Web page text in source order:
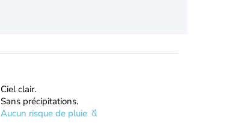
Ciel clair.
Sans précipitations.
Aucun risque de pluie